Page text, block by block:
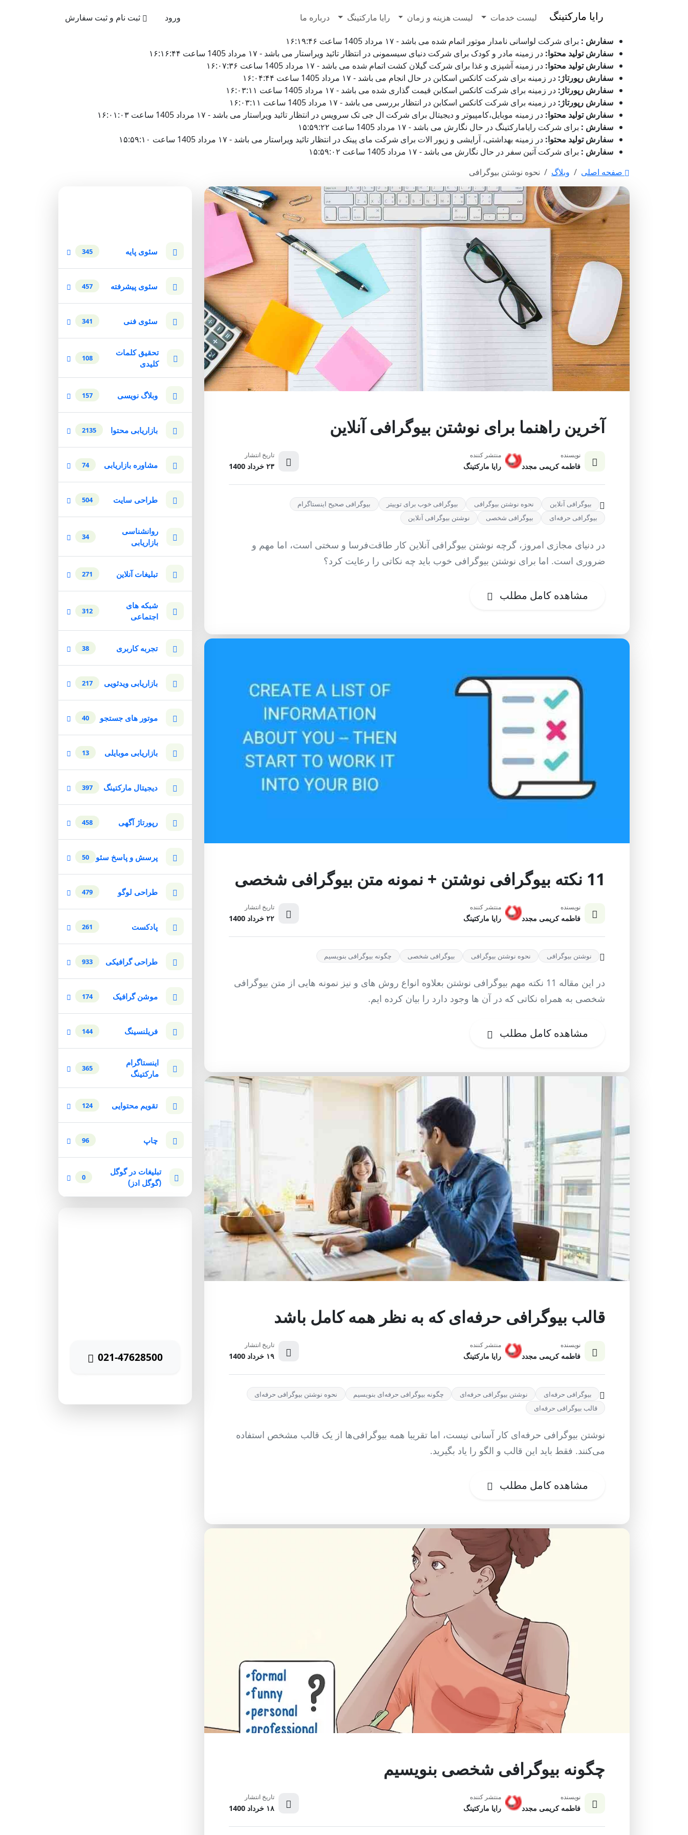
رایا مارکتینگ لیست خدمات لیست هزینه و زمان رایا مارکتینگ درباره ما ورود ثبت نام و ثبت سفارش
سفارش : برای شرکت لواسانی نامدار موتور اتمام شده می باشد - ۱۷ مرداد 1405 ساعت ۱۶:۱۹:۴۶
سفارش تولید محتوا: در زمینه مادر و کودک برای شرکت دنیای سیسمونی در انتظار تائید ویراستار می باشد - ۱۷ مرداد 1405 ساعت ۱۶:۱۶:۴۴
سفارش تولید محتوا: در زمینه آشپزی و غذا برای شرکت گیلان کشت اتمام شده می باشد - ۱۷ مرداد 1405 ساعت ۱۶:۰۷:۳۶
سفارش رپورتاژ: در زمینه برای شرکت کانکس اسکابن در حال انجام می باشد - ۱۷ مرداد 1405 ساعت ۱۶:۰۴:۴۴
سفارش رپورتاژ: در زمینه برای شرکت کانکس اسکابن قیمت گذاری شده می باشد - ۱۷ مرداد 1405 ساعت ۱۶:۰۳:۱۱
سفارش رپورتاژ: در زمینه برای شرکت کانکس اسکابن در انتظار بررسی می باشد - ۱۷ مرداد 1405 ساعت ۱۶:۰۳:۱۱
سفارش تولید محتوا: در زمینه موبایل،کامپیوتر و دیجیتال برای شرکت ال جی تک سرویس در انتظار تائید ویراستار می باشد - ۱۷ مرداد 1405 ساعت ۱۶:۰۱:۰۳
سفارش : برای شرکت رایامارکتینگ در حال نگارش می باشد - ۱۷ مرداد 1405 ساعت ۱۵:۵۹:۲۲
سفارش تولید محتوا: در زمینه بهداشتی، آرایشی و زیور الات برای شرکت مای پینک در انتظار تائید ویراستار می باشد - ۱۷ مرداد 1405 ساعت ۱۵:۵۹:۱۰
سفارش : برای شرکت آتین سفر در حال نگارش می باشد - ۱۷ مرداد 1405 ساعت ۱۵:۵۹:۰۲
صفحه اصلی
وبلاگ نحوه نوشتن بیوگرافی
آخرین راهنما برای نوشتن بیوگرافی آنلاین
نویسنده
فاطمه کریمی مجدد
منتشر کننده
رایا مارکتینگ
تاریخ انتشار
۲۳ خرداد 1400
بیوگرافی آنلاین نحوه نوشتن بیوگرافی بیوگرافی خوب برای توییتر
بیوگرافی صحیح اینستاگرام
بیوگرافی حرفه‌ای
بیوگرافی شخصی نوشتن بیوگرافی آنلاین
در دنیای مجازی امروز، گرچه نوشتن بیوگرافی آنلاین کار طاقت‌فرسا و سختی است، اما مهم و
ضروری است. اما برای نوشتن بیوگرافی خوب باید چه نکاتی را رعایت کرد؟
مشاهده کامل مطلب
11 نکته بیوگرافی نوشتن + نمونه متن بیوگرافی شخصی
نویسنده
فاطمه کریمی مجدد
منتشر کننده
رایا مارکتینگ
تاریخ انتشار
۲۲ خرداد 1400
نوشتن بیوگرافی نحوه نوشتن بیوگرافی بیوگرافی شخصی چگونه بیوگرافی بنویسیم
در این مقاله 11 نکته مهم بیوگرافی نوشتن بعلاوه انواع روش های و نیز نمونه هایی از متن بیوگرافی
شخصی به همراه نکاتی که در آن ها وجود دارد را بیان کرده ایم.
مشاهده کامل مطلب
قالب بیوگرافی حرفه‌ای که به نظر همه کامل باشد
نویسنده
فاطمه کریمی مجدد
منتشر کننده
رایا مارکتینگ
تاریخ انتشار
۱۹ خرداد 1400
بیوگرافی حرفه‌ای نوشتن بیوگرافی حرفه‌ای چگونه بیوگرافی حرفه‌ای بنویسیم
نحوه نوشتن بیوگرافی حرفه‌ای
قالب بیوگرافی حرفه‌ای
نوشتن بیوگرافی حرفه‌ای کار آسانی نیست، اما تقریبا همه بیوگرافی‌ها از یک قالب مشخص استفاده
می‌کنند. فقط باید این قالب و الگو را یاد بگیرید.
مشاهده کامل مطلب
چگونه بیوگرافی شخصی بنویسیم
نویسنده
فاطمه کریمی مجدد
منتشر کننده
رایا مارکتینگ
تاریخ انتشار
۱۸ خرداد 1400
سئوی پایه 345
سئوی پیشرفته 457
سئوی فنی 341
تحقیق کلمات
کلیدی
108
وبلاگ نویسی 157
بازاریابی محتوا 2135
مشاوره بازاریابی 74
طراحی سایت 504
روانشناسی
بازاریابی
34
تبلیغات آنلاین 271
شبکه های
اجتماعی
312
تجربه کاربری 38
بازاریابی ویدئویی 217
موتور های جستجو 40
بازاریابی موبایلی 13
دیجیتال مارکتینگ 397
رپورتاژ آگهی 458
پرسش و پاسخ سئو 50
طراحی لوگو 479
پادکست 261
طراحی گرافیکی 933
موشن گرافیک 174
فریلنسینگ 144
اینستاگرام
مارکتینگ
365
تقویم محتوایی 124
چاپ 96
تبلیغات در گوگل
(گوگل ادز)
0
021-47628500